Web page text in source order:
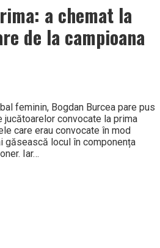
a chemat la
de la campioana
feminin, Bogdan Burcea pare pus
convocate la prima
care erau convocate în mod
găsească locul în componența
Iar…